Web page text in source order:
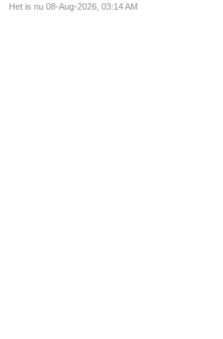
Het is nu 08-Aug-2026, 03:14 AM